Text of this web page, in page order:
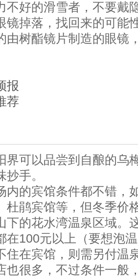
不好的滑雪者，不要戴
镜掉落，找回来的可能
由树酯镜片制造的眼镜
报
荐
界可以品尝到自酿的乌
抄手。
内的宾馆条件都不错，
杜鹃宾馆等，但冬季价
下的花水湾温泉区域。
在100元以上（要想泡
住在宾馆，则需另付温
也很多，不过条件一